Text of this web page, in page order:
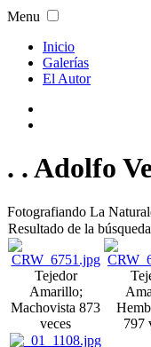
Menu
Inicio
Galerías
El Autor
. . Adolfo
Fotografiando La
Resultado de la
Tejedor
Amarillo;
Machovista 873
veces
797